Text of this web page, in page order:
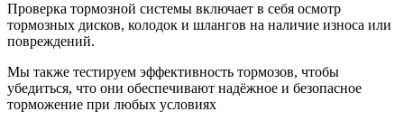
Проверка тормозной системы включает в себя осмотр
тормозных дисков, колодок и шлангов на наличие износа или
повреждений.
Мы также тестируем эффективность тормозов, чтобы
убедиться, что они обеспечивают надёжное и безопасное
торможение при любых условиях